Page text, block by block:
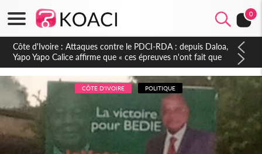
0
Côte d'Ivoire : Le Colonel-Major Fofié Kouakou est décédé,
l'armée perd une figure de la 2e Région militaire
CÔTE D'IVOIRE POLITIQUE